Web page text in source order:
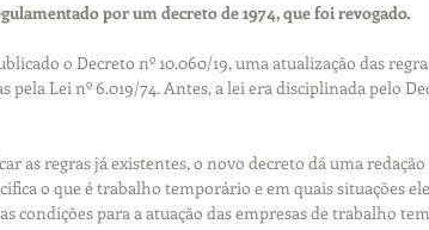
por um decreto de 1974, que foi revogado.
o Decreto nº 10.060/19, uma atualização das
pela Lei nº 6.019/74. Antes, a lei era disciplinada pelo
as regras já existentes, o novo decreto dá uma
o que é trabalho temporário e em quais situações
condições para a atuação das empresas de trabalho